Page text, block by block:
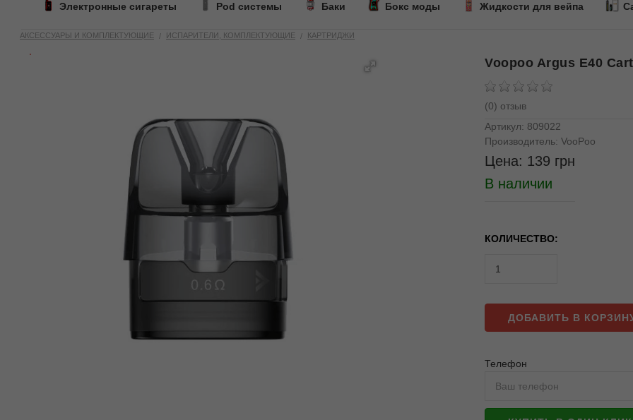
Электронные сигареты Pod системы Баки Бокс моды Жидкости для вейпа
АКСЕССУАРЫ И КОМПЛЕКТУЮЩИЕ ИСПАРИТЕЛИ, КОМПЛЕКТУЮЩИЕ КАРТРИДЖИ
Voopoo Argus E40
(0) отзыв
Артикул: 809022
Производитель: VooPoo
Цена: 139 грн
В наличии
КОЛИЧЕСТВО:
ДОБАВИТЬ В
Телефон